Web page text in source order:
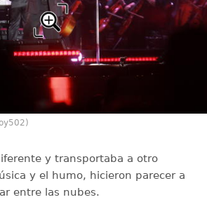
y transportaba a otro
y el humo, hicieron parecer a
entre las nubes.